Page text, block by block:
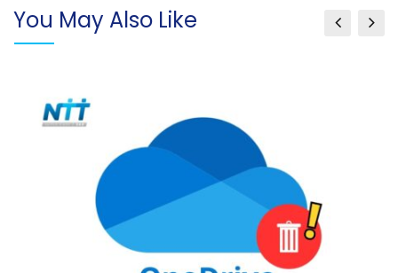
You May Also Like